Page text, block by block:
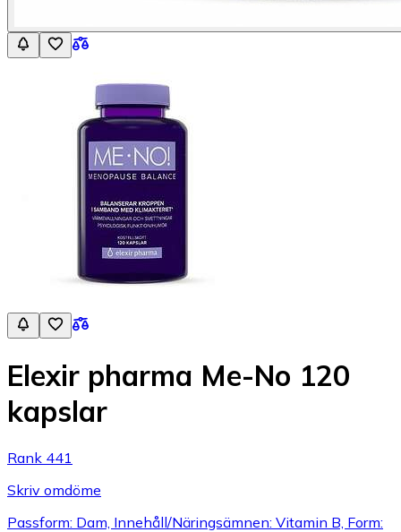
Elexir pharma Me-No 120
kapslar
Rank 441
Skriv omdöme
Passform: Dam, Innehåll/Näringsämnen: Vitamin B, Form: